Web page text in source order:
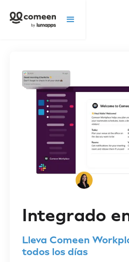
Integrado
Lleva Comeen
todos los días